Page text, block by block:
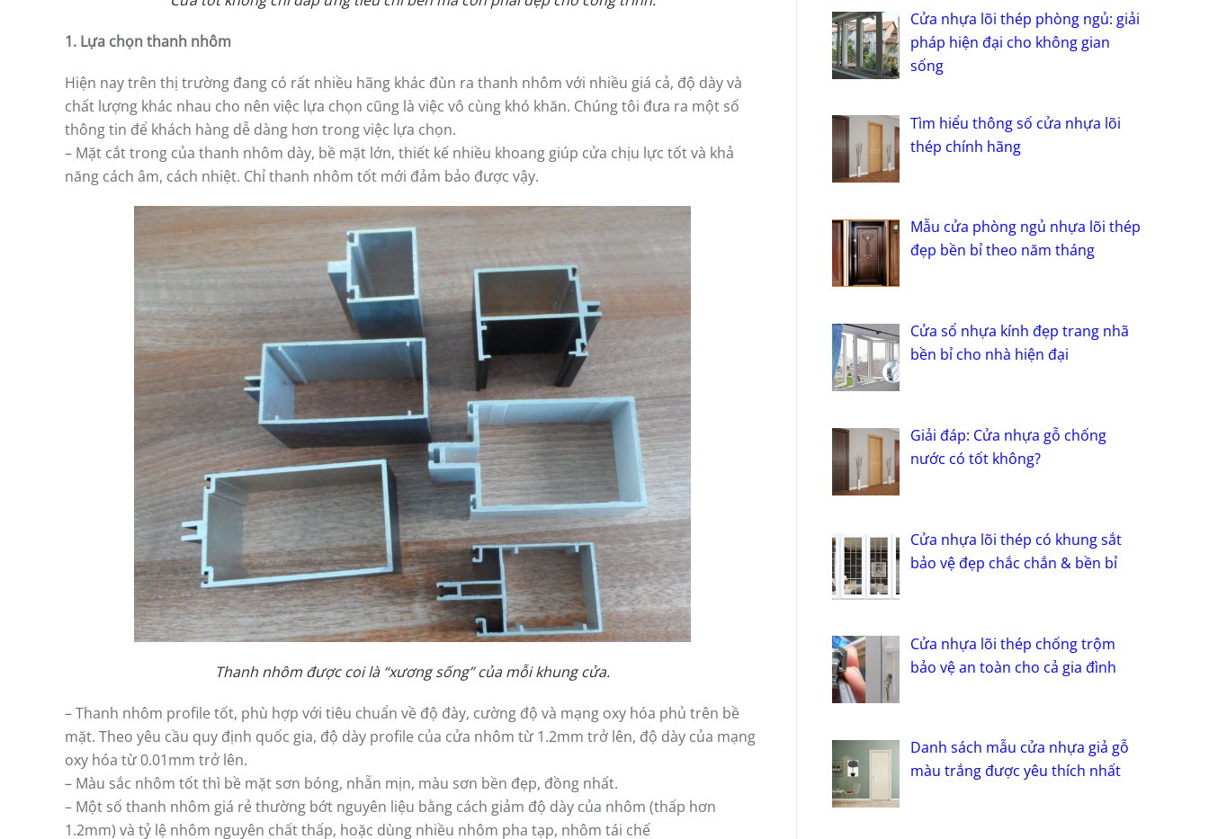
1. Lựa chọn thanh nhôm
Hiện nay trên thị trường đang có rất nhiều hãng khác đùn ra thanh nhôm với nhiều giá cả, độ dày và
chất lượng khác nhau cho nên việc lựa chọn cũng là việc vô cùng khó khăn. Chúng tôi đưa ra một số
thông tin để khách hàng dễ dàng hơn trong việc lựa chọn.
– Mặt cắt trong của thanh nhôm dày, bề mặt lớn, thiết kế nhiều khoang giúp cửa chịu lực tốt và khả
năng cách âm, cách nhiệt. Chỉ thanh nhôm tốt mới đảm bảo được vậy.
Thanh nhôm được coi là “xương sống” của mỗi khung cửa.
– Thanh nhôm profile tốt, phù hợp với tiêu chuẩn về độ đày, cường độ và mạng oxy hóa phủ trên bề
mặt. Theo yêu cầu quy định quốc gia, độ dày profile của cửa nhôm từ 1.2mm trở lên, độ dày của mạng
oxy hóa từ 0.01mm trở lên.
– Màu sắc nhôm tốt thì bề mặt sơn bóng, nhẵn mịn, màu sơn bền đẹp, đồng nhất.
– Một số thanh nhôm giá rẻ thường bớt nguyên liệu bằng cách giảm độ dày của nhôm (thấp hơn
1.2mm) và tỷ lệ nhôm nguyên chất thấp, hoặc dùng nhiều nhôm pha tạp, nhôm tái chế
Cửa nhựa lõi thép phòng ngủ: giải
pháp hiện đại cho không gian
sống
Tìm hiểu thông số cửa nhựa lõi
thép chính hãng
Mẫu cửa phòng ngủ nhựa lõi thép
đẹp bền bỉ theo năm tháng
Cửa sổ nhựa kính đẹp trang nhã
bền bỉ cho nhà hiện đại
Giải đáp: Cửa nhựa gỗ chống
nước có tốt không?
Cửa nhựa lõi thép có khung sắt
bảo vệ đẹp chắc chắn & bền bỉ
Cửa nhựa lõi thép chống trộm
bảo vệ an toàn cho cả gia đình
Danh sách mẫu cửa nhựa giả gỗ
màu trắng được yêu thích nhất